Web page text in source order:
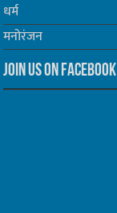
धर्म
मनोरंजन
Join us on Facebook